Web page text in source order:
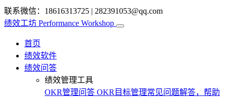
联系微信：18616313725 | 282391053@qq.com
绩效工坊 Performance Workshop
首页
绩效软件
绩效问答
绩效管理工具
OKR管理问答 OKR目标管理常见问题解答，帮助